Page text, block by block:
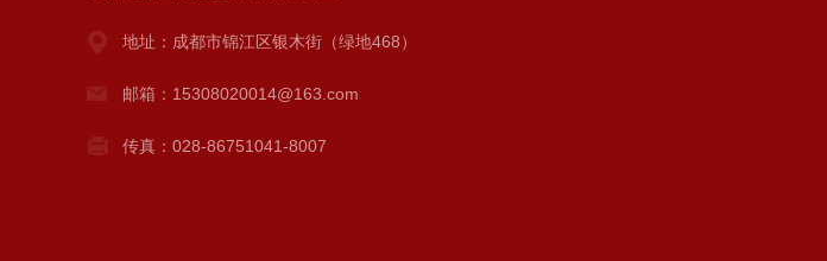
地址：成都市锦江区银木街（绿地468）
邮箱：15308020014@163.com
传真：028-86751041-8007